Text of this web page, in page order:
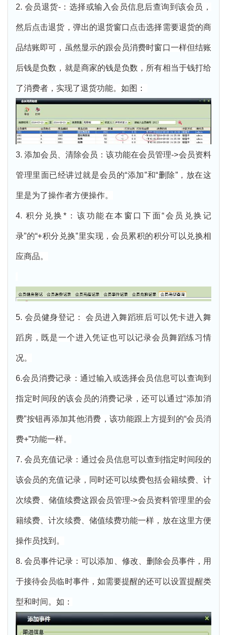
2. 会员退货-：选择或输入会员信息后查询到该会员，
然后点击退货，弹出的退货窗口点击选择需要退货的商
品结账即可，虽然显示的跟会员消费时窗口一样但结账
后钱是负数，就是商家的钱是负数，所有相当于钱打给
了消费者，实现了退货功能。如图：
3. 添加会员、清除会员：该功能在会员管理->会员资料
管理里面已经讲过就是会员的“添加”和“删除”，放在这
里是为了操作者方便操作。
4. 积分兑换*：该功能在本窗口下面“会员兑换记
录”的“+积分兑换”里实现，会员累积的积分可以兑换相
应商品。
5. 会员健身登记： 会员进入舞蹈班后可以凭卡进入舞
蹈房，既是一个进入凭证也可以记录会员舞蹈练习情
况。
6.会员消费记录：通过输入或选择会员信息可以查询到
指定时间段的该会员的消费记录，还可以通过“添加消
费”按钮再添加其他消费，该功能跟上方提到的“会员消
费+”功能一样。
7. 会员充值记录：通过会员信息可以查到指定时间段的
该会员的充值记录，同时还可以续费包括会籍续费、计
次续费、储值续费这跟会员管理->会员资料管理里的会
籍续费、计次续费、储值续费功能一样，放在这里方便
操作员找到。
8. 会员事件记录：可以添加、修改、删除会员事件，用
于接待会员临时事件，如需要提醒的还可以设置提醒类
型和时间。如：